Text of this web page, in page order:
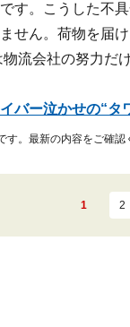
す。こうした不
せん。荷物を届
流会社の努力だ
バー泣かせの“タ
。最新の内容をご確認
1 2